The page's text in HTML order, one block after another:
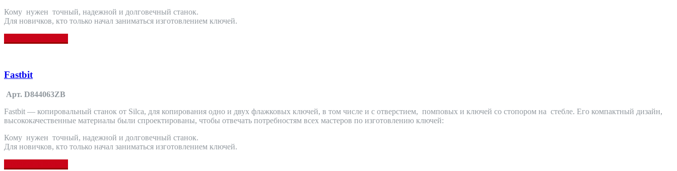
Кому нужен точный, надежной и долговечный станок.
Для новичков, кто только начал заниматься изготовлением ключей.
Fastbit
Арт. D844063ZB
Fastbit — копировальный станок от Silca, для копирования одно и двух флажковых ключей, в том числе и с отверстием, помповых и ключей со стопором на стебле. Его компактный дизайн,
высококачественные материалы были спроектированы, чтобы отвечать потребностям всех мастеров по изготовлению ключей:
Кому нужен точный, надежной и долговечный станок.
Для новичков, кто только начал заниматься изготовлением ключей.